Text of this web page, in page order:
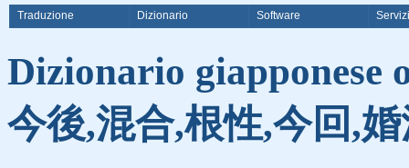
Traduzione Dizionario Software Servizi
Dizionario giapponese
今後,混合,根性,今回,